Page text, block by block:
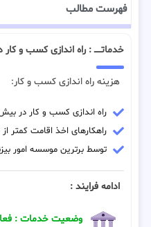
فهرست مطالب
خدماتـــــ : راه اندازی کسب و
هزینه راه اندازی کسب و کار:
راه اندازی کسب و کار در بیش از 140
راهکارهای اخذ اقامت کمتر از 6 ماه
توسط برترین موسسه امور
ادامه فرایند :
وضعیت خدمات : فعال